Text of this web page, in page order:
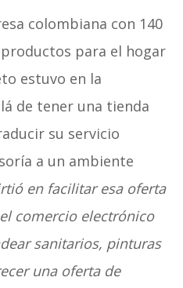
colombiana con 140
para el hogar
estuvo en la
de tener una tienda
su servicio
a un ambiente
en facilitar esa oferta
comercio electrónico
sanitarios, pinturas
una oferta de